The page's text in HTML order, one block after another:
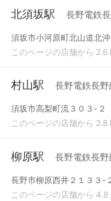
北須坂駅 長野電鉄
須坂市小河原町北山道北
このページの店舗から 2.6
村山駅 長野電鉄長野
須坂市高梨町流３０３-２
このページの店舗から 2.8
柳原駅 長野電鉄長野
長野市柳原西井２１３３-
このページの店舗から 4.8